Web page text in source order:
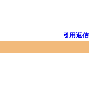
引用返信